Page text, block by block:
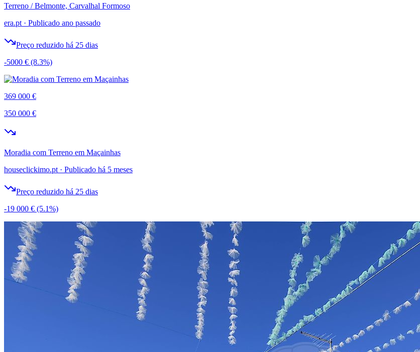
Terreno / Belmonte, Carvalhal Formoso
era.pt · Publicado ano passado
Preço reduzido há 25 dias
-5000 € (8.3%)
369 000 €
350 000 €
Moradia com Terreno em Maçainhas
houseclickimo.pt · Publicado há 5 meses
Preço reduzido há 25 dias
-19 000 € (5.1%)